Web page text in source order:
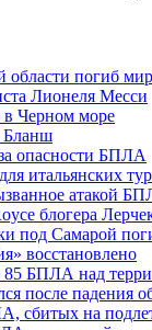
области погиб
Лионеля Месси
в Черном море
Бланш
опасности БПЛА
итальянских
атакой
блогера
под Самарой
восстановлено
БПЛА над
после падения
сбитых на